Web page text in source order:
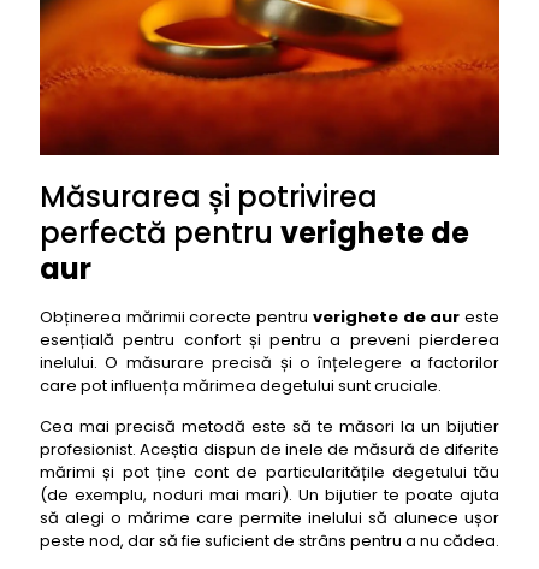
Măsurarea și potrivirea
perfectă pentru verighete de
aur
Obținerea mărimii corecte pentru verighete de aur este
esențială pentru confort și pentru a preveni pierderea
inelului. O măsurare precisă și o înțelegere a factorilor
care pot influența mărimea degetului sunt cruciale.
Cea mai precisă metodă este să te măsori la un bijutier
profesionist. Aceștia dispun de inele de măsură de diferite
mărimi și pot ține cont de particularitățile degetului tău
(de exemplu, noduri mai mari). Un bijutier te poate ajuta
să alegi o mărime care permite inelului să alunece ușor
peste nod, dar să fie suficient de strâns pentru a nu cădea.